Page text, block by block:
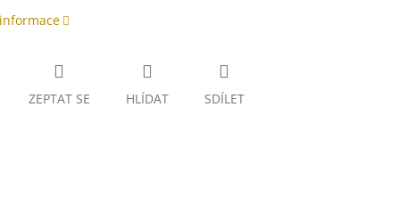
ZEPTAT SE HLÍDAT SDÍLET